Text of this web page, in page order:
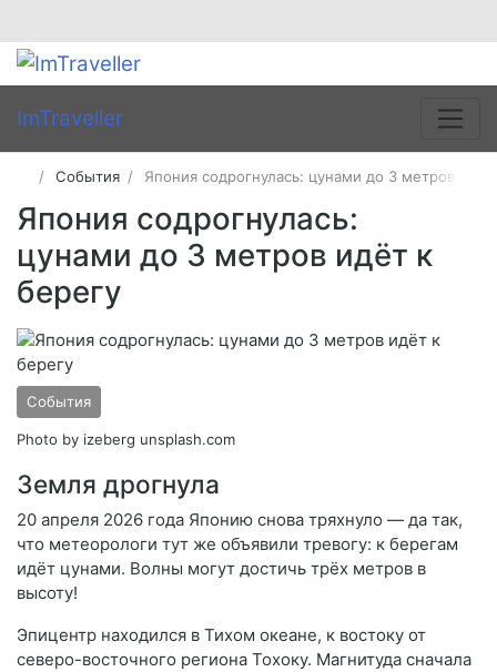
ImTraveller
События Япония содрогнулась: цунами до 3 метров идёт
Япония содрогнулась:
цунами до 3 метров идёт к
берегу
События
Photo by izeberg unsplash.com
Земля дрогнула
20 апреля 2026 года Японию снова тряхнуло — да так,
что метеорологи тут же объявили тревогу: к берегам
идёт цунами. Волны могут достичь трёх метров в
высоту!
Эпицентр находился в Тихом океане, к востоку от
северо-восточного региона Тохоку. Магнитуда сначала